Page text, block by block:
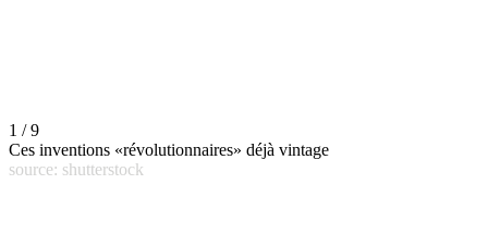
1 / 9
Ces inventions «révolutionnaires» déjà vintage
source: shutterstock